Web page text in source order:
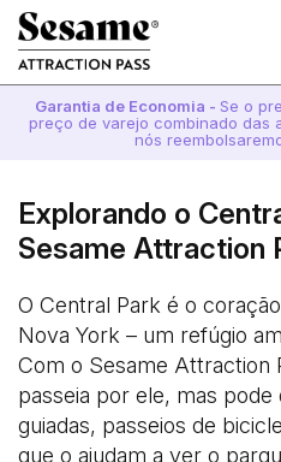
Garantia de Economia - Se o
preço de varejo combinado das
nós
Explorando o
Sesame Attraction
O Central Park é o
Nova York – um refúgio
Com o Sesame Attraction
passeia por ele, mas
guiadas, passeios de
que o ajudam a ver o